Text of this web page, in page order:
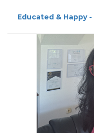
Educated & Happy